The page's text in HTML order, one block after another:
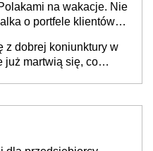
na wakacje. Nie
o portfele klientów
z dobrej koniunktury w
już martwią się, co